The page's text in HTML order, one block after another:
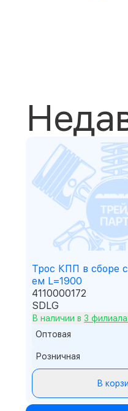
Трос КПП в сборе
ем L=1900
4110000172
SDLG
В наличии в 3
Оптовая
Розничная
В